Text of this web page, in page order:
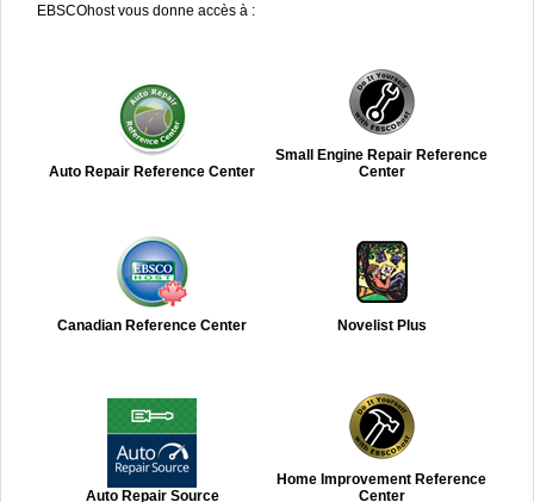
EBSCOhost vous donne accès à :
Auto Repair Reference Center
Small Engine Repair Reference
Center
Canadian Reference Center Novelist Plus
Auto Repair Source
Home Improvement Reference
Center